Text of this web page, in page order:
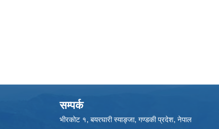
सम्पर्क
भीरकोट १, बयरघारी स्याङ्जा, गण्डकी प्रदेश, नेपाल